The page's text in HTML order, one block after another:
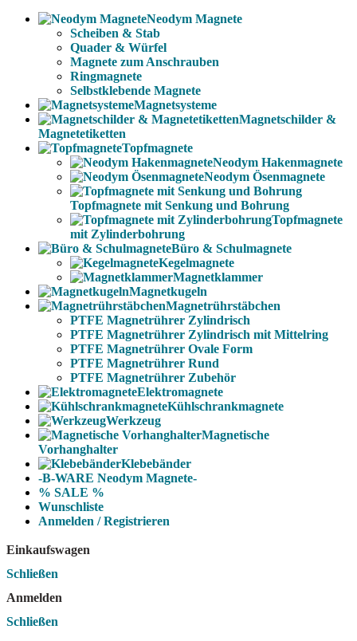
Neodym Magnete
Scheiben & Stab
Quader & Würfel
Magnete zum Anschrauben
Ringmagnete
Selbstklebende Magnete
Magnetsysteme
Magnetschilder &
Magnetetiketten
Topfmagnete
Neodym Hakenmagnete
Neodym Ösenmagnete
Topfmagnete mit Senkung und Bohrung
Topfmagnete
mit Zylinderbohrung
Büro & Schulmagnete
Kegelmagnete
Magnetklammer
Magnetkugeln
Magnetrührstäbchen
PTFE Magnetrührer Zylindrisch
PTFE Magnetrührer Zylindrisch mit Mittelring
PTFE Magnetrührer Ovale Form
PTFE Magnetrührer Rund
PTFE Magnetrührer Zubehör
Elektromagnete
Kühlschrankmagnete
Werkzeug
Magnetische
Vorhanghalter
Klebebänder
-B-WARE Neodym Magnete-
% SALE %
Wunschliste
Anmelden / Registrieren
Einkaufswagen
Schließen
Anmelden
Schließen